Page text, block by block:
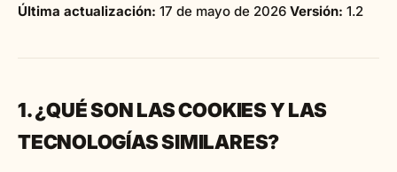
Última actualización: 17 de mayo de 2026 Versión: 1.2
1. ¿QUÉ SON LAS COOKIES Y LAS
TECNOLOGÍAS SIMILARES?